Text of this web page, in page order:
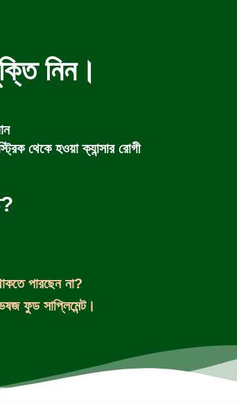
নিন।
থেকে হওয়া ক্যান্সার রোগী
পারছেন না?
ফুড সাপ্লিমেন্ট।